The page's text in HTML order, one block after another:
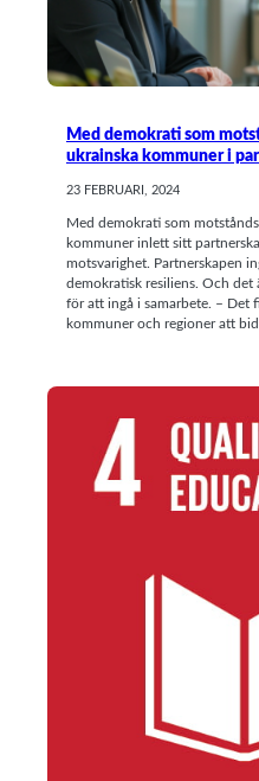
Med demokrati som
ukrainska kommuner i
23 FEBRUARI, 2024
Med demokrati som
kommuner inlett sitt
motsvarighet. Partnerskapen
demokratisk resiliens. Och det
för att ingå i samarbete. – Det
kommuner och regioner att